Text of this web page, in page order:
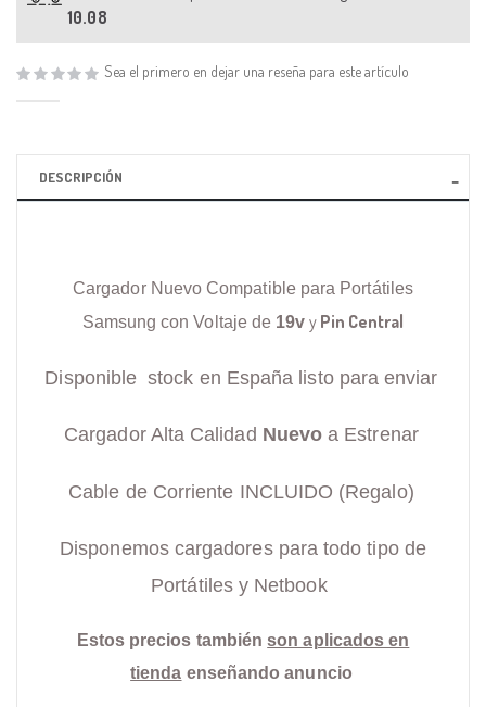
10.08
Sea el primero en dejar una reseña para este artículo
DESCRIPCIÓN
Cargador Nuevo Compatible para Portátiles
Samsung con Voltaje de 19v y Pin Central
Disponible stock en España listo para enviar
Cargador Alta Calidad Nuevo a Estrenar
Cable de Corriente INCLUIDO (Regalo)
Disponemos cargadores para todo tipo de
Portátiles y Netbook
Estos precios también son aplicados en
tienda enseñando anuncio